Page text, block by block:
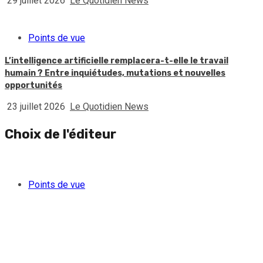
Points de vue
L’intelligence artificielle remplacera-t-elle le travail
humain ? Entre inquiétudes, mutations et nouvelles
opportunités
23 juillet 2026 Le Quotidien News
Choix de l'éditeur
Points de vue